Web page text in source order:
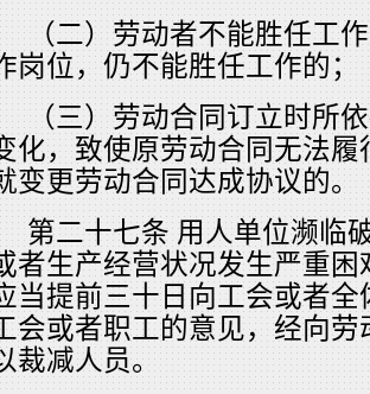
（二）劳动者不能胜任工
岗位，仍不能胜任工作的；
（三）劳动合同订立时所
化，致使原劳动合同无法
变更劳动合同达成协议的。
第二十七条 用人单位濒临
者生产经营状况发生严重
当提前三十日向工会或者
会或者职工的意见，经向
裁减人员。